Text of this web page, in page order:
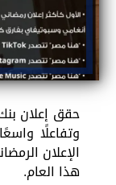
وتفاعلًا
الإعلان
هذا العام.